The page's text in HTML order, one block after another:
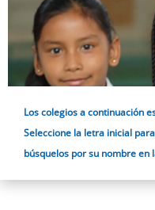
Los colegios a continuación
Seleccione la letra inicial
búsquelos por su nombre en